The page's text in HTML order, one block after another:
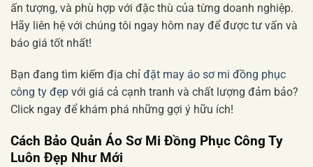
ấn tượng, và phù hợp với đặc thù của từng doanh nghiệp.
Hãy liên hệ với chúng tôi ngay hôm nay để được tư vấn và
báo giá tốt nhất!
Bạn đang tìm kiếm địa chỉ đặt may áo sơ mi đồng phục
công ty đẹp với giá cả cạnh tranh và chất lượng đảm bảo?
Click ngay để khám phá những gợi ý hữu ích!
Cách Bảo Quản Áo Sơ Mi Đồng Phục Công Ty
Luôn Đẹp Như Mới